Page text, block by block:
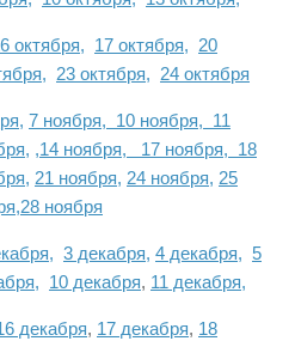
октября, 17 октября, 20
23 октября, 24 октября
7 ноября, 10 ноября, 11
,14 ноября, 17 ноября, 18
21 ноября, 24 ноября, 25
28 ноября
3 декабря, 4 декабря, 5
10 декабря, 11 декабря,
декабря, 17 декабря, 18